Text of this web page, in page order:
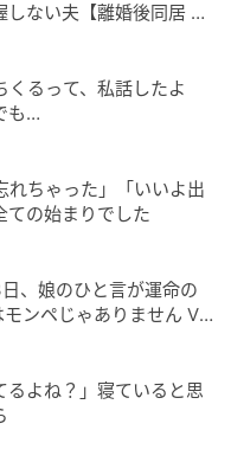
、カーナビアプ
、ビジネスツール
もダウンロードした
プリをインストールで
途を広げやすく、車
られる一台です。
ない夫【離婚後同居 Vo
るって、私話したよ
も…
ちゃった」「いいよ出
ての始まりでした
、娘のひと言が運命の
ンペじゃありません Vo
よね？」寝ていると思